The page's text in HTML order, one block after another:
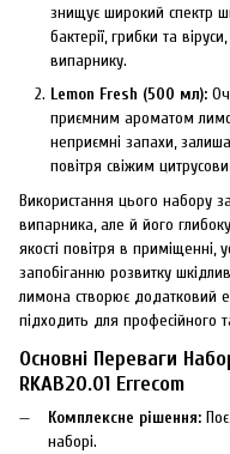
знищує широкий спектр
бактерії, грибки та
випарнику.
Lemon Fresh (500 мл):
приємним ароматом
неприємні запахи,
повітря свіжим
Використання цього набору
випарника, але й його
якості повітря в приміщенні,
запобіганню розвитку
лимона створює додатковий
підходить для професійного
Основні Переваги
RKAB20.01 Errecom
Комплексне рішення:
наборі.